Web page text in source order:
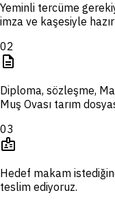
Yeminli tercüme
imza ve kaşesiyle
02
description
Diploma, sözleşme,
Muş Ovası tarım
03
badge
Hedef makam
teslim ediyoruz.